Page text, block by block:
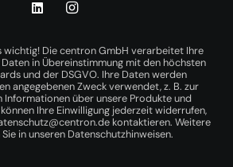
wichtig! Die centron GmbH verarbeitet Ihre
in Übereinstimmung mit den höchsten
und der DSGVO. Ihre Daten werden
angegebenen Zweck verwendet, z. B. zur
Informationen über unsere Produkte und
Ihre Einwilligung jederzeit widerrufen,
kontaktieren. Weitere
in unseren Datenschutzhinweisen.